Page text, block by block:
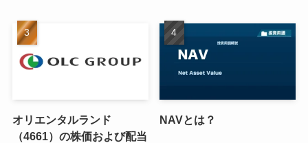
オリエンタルランド
（4661）の株価および配当
NAVとは？